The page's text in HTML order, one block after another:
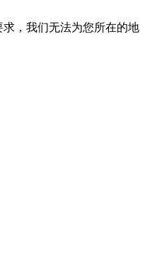
，我们无法为您所在的地